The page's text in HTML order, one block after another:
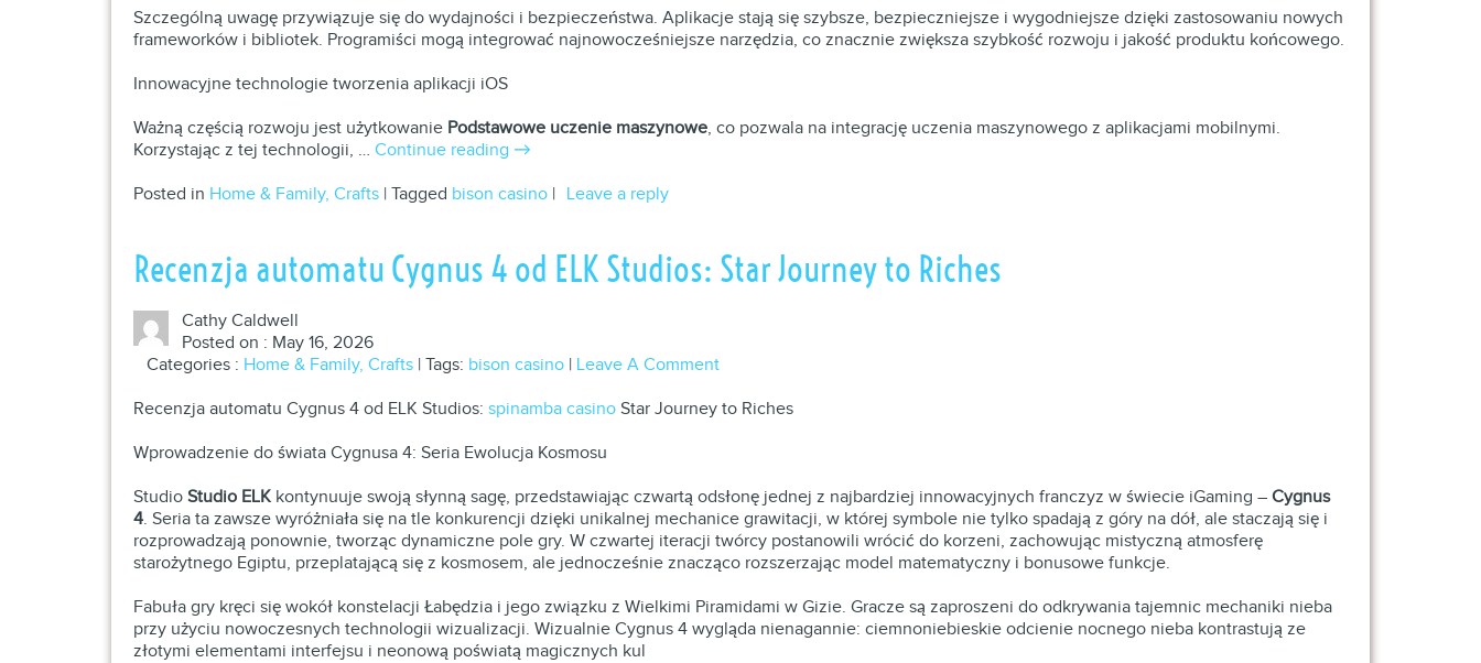
Szczególną uwagę przywiązuje się do wydajności i bezpieczeństwa. Aplikacje stają się szybsze, bezpieczniejsze i wygodniejsze dzięki zastosowaniu nowych
frameworków i bibliotek. Programiści mogą integrować najnowocześniejsze narzędzia, co znacznie zwiększa szybkość rozwoju i jakość produktu końcowego.
Innowacyjne technologie tworzenia aplikacji iOS
Ważną częścią rozwoju jest użytkowanie Podstawowe uczenie maszynowe, co pozwala na integrację uczenia maszynowego z aplikacjami mobilnymi.
Korzystając z tej technologii, … Continue reading →
Posted in Home & Family, Crafts | Tagged bison casino | Leave a reply
Recenzja automatu Cygnus 4 od ELK Studios: Star Journey to Riches
Cathy Caldwell
Posted on : May 16, 2026
Categories : Home & Family, Crafts| Tags: bison casino| Leave A Comment
Recenzja automatu Cygnus 4 od ELK Studios: spinamba casinoStar Journey to Riches
Wprowadzenie do świata Cygnusa 4: Seria Ewolucja Kosmosu
Studio Studio ELKkontynuuje swoją słynną sagę, przedstawiając czwartą odsłonę jednej z najbardziej innowacyjnych franczyz w świecie iGaming – Cygnus
4. Seria ta zawsze wyróżniała się na tle konkurencji dzięki unikalnej mechanice grawitacji, w której symbole nie tylko spadają z góry na dół, ale staczają się i
rozprowadzają ponownie, tworząc dynamiczne pole gry. W czwartej iteracji twórcy postanowili wrócić do korzeni, zachowując mistyczną atmosferę
starożytnego Egiptu, przeplatającą się z kosmosem, ale jednocześnie znacząco rozszerzając model matematyczny i bonusowe funkcje.
Fabuła gry kręci się wokół konstelacji Łabędzia i jego związku z Wielkimi Piramidami w Gizie. Gracze są zaproszeni do odkrywania tajemnic mechaniki nieba
przy użyciu nowoczesnych technologii wizualizacji. Wizualnie Cygnus 4 wygląda nienagannie: ciemnoniebieskie odcienie nocnego nieba kontrastują ze
złotymi elementami interfejsu i neonową poświatą magicznych kul